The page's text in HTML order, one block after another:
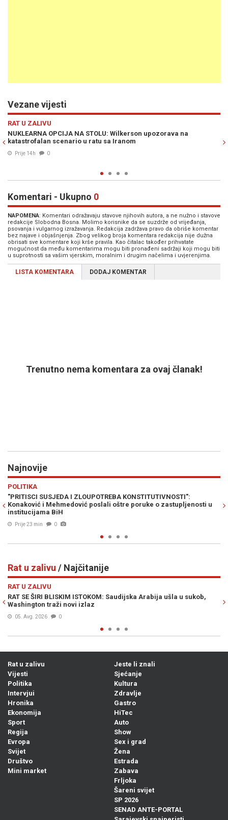
Vezane vijesti
RAT U ZALIVU
OVO NIKO NIJE OČEKIVAO: Procurio sadržaj konačnog
izneđu Irana i SAD-a...
06. Avg. 2026
Komentari - Ukupno 0
NAPOMENA: Komentari odražavaju stavove njihovih autora, a ne nužno i stavove
redakcije Slobodna Bosna. Molimo korisnike da se suzdrže od vrijeđanja,
psovanja i vulgarnog izražavanja. Redakcija zadržava pravo da obriše komentar
bez najave i objašnjenja. Zbog velikog broja komentara redakcija nije dužna
obrisati sve komentare koji krše pravila. Kao čitalac također prihvatate
mogućnost da među komentarima mogu biti pronađeni sadržaji koji mogu biti
u suprotnosti sa vašim vjerskim, moralnim i drugim načelima i uvjerenjima.
LISTA KOMENTARA DODAJ KOMENTAR
Trenutno nema komentara za ovaj članak!
Najnovije
u
ŠTA SU POKAZALI NOVI OBAVJEŠTAJNI PODACI: Je li
pobjegao iz Bosne i Hercegovine?
Rat u zalivu / Najčitanije
u sukob,
RAT U ZALIVU
OVO NIKO NIJE OČEKIVAO: Procurio sadržaj konačnog
izneđu Irana i SAD-a...
06. Avg. 2026
Rat u zalivu
Vijesti
Politika
Intervjui
Hronika
Ekonomija
Sport
Regija
Evropa
Svijet
Društvo
Mini market
Jeste li znali
Sjećanje
Kultura
Zdravlje
Gastro
HiTec
Auto
Show
Sex i grad
Žena
Estrada
Zabava
Frljoka
Šareni svijet
SP 2026
SENAD ANTE-PORTAL